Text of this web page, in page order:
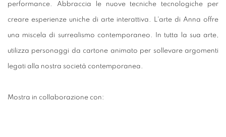
performance. Abbraccia le nuove tecniche tecnologiche per
creare esperienze uniche di arte interattiva. L'arte di Anna offre
una miscela di surrealismo contemporaneo. In tutta la sua arte,
utilizza personaggi da cartone animato per sollevare argomenti
legati alla nostra società contemporanea.
Mostra in collaborazione con: